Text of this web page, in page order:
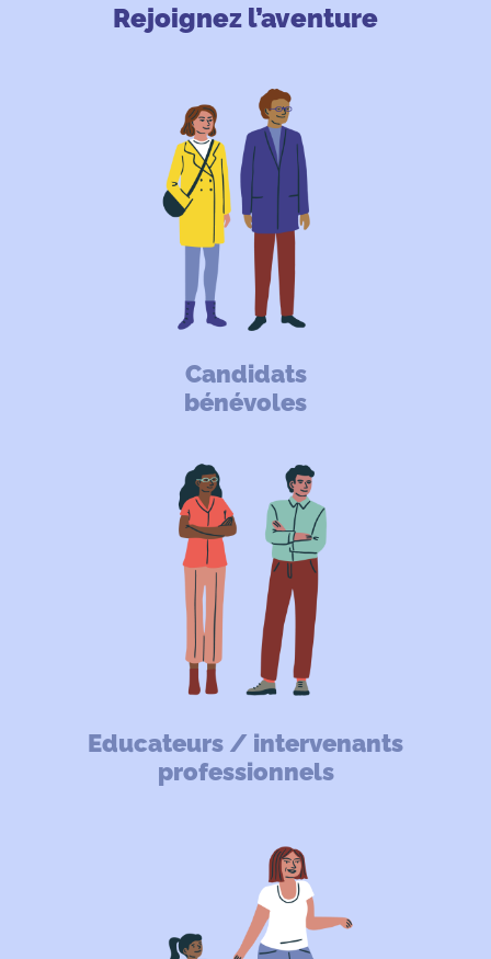
Rejoignez l’aventure
Candidats
bénévoles
Educateurs / intervenants
professionnels